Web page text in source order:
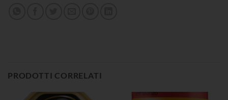
PRODOTTI CORRELATI